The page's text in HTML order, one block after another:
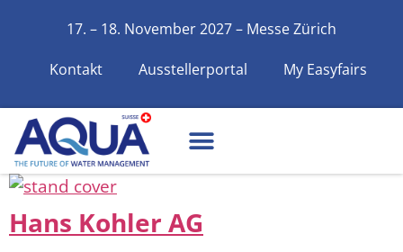
17. – 18. November 2027 – Messe Zürich
Kontakt Ausstellerportal My Easyfairs
Hans Kohler AG